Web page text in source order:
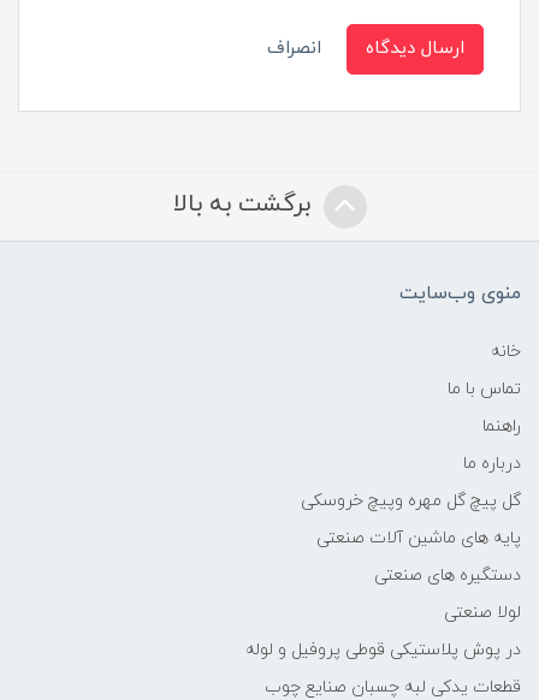
ارسال دیدگاه انصراف
برگشت به بالا
منوی وب‌سایت
خانه
تماس با ما
راهنما
درباره ما
گل پیچ گل مهره وپیچ خروسکی
پایه های ماشین آلات صنعتی
دستگیره های صنعتی
لولا صنعتی
در پوش پلاستیکی قوطی پروفیل و لوله
قطعات یدکی لبه چسبان صنایع چوب